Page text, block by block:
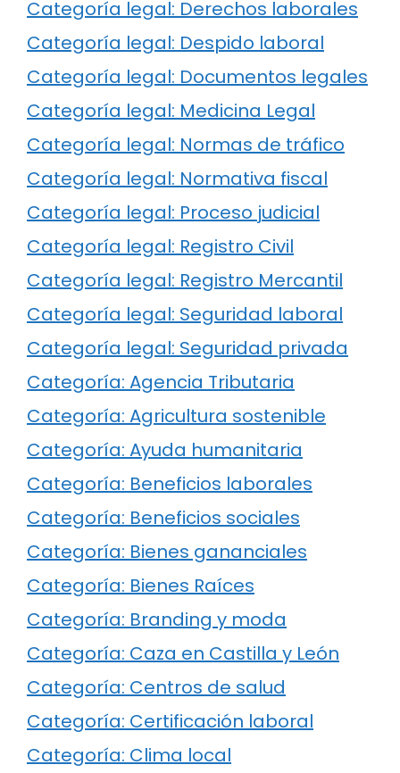
Categoría legal: Derechos laborales
Categoría legal: Despido laboral
Categoría legal: Documentos legales
Categoría legal: Medicina Legal
Categoría legal: Normas de tráfico
Categoría legal: Normativa fiscal
Categoría legal: Proceso judicial
Categoría legal: Registro Civil
Categoría legal: Registro Mercantil
Categoría legal: Seguridad laboral
Categoría legal: Seguridad privada
Categoría: Agencia Tributaria
Categoría: Agricultura sostenible
Categoría: Ayuda humanitaria
Categoría: Beneficios laborales
Categoría: Beneficios sociales
Categoría: Bienes gananciales
Categoría: Bienes Raíces
Categoría: Branding y moda
Categoría: Caza en Castilla y León
Categoría: Centros de salud
Categoría: Certificación laboral
Categoría: Clima local